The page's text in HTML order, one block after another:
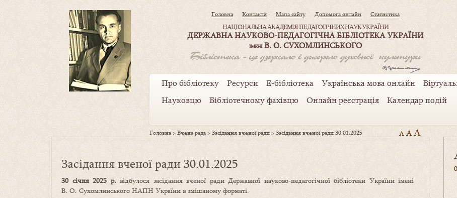
Головна Контакти Мапа сайту Допомога онлайн Статистика
НАЦІОНАЛЬНА АКАДЕМІЯ ПЕДАГОГІЧНИХ НАУК УКРАЇНИ
ДЕРЖАВНА НАУКОВО-ПЕДАГОГІЧНА БІБЛІОТЕКА УКРАЇНИ
ІМЕНІВ. О. СУХОМЛИНСЬКОГО
Про бібліотеку Ресурси Е-бібліотека Українська мова онлайн
Науковцю
Бібліотечному фахівцю Онлайн реєстрація Календар подій
Головна >Вчена рада >Засідання вченої ради >Засідання вченої ради 30.01.2025 A AA
Засідання вченої ради 30.01.2025
30 січня 2025 р. відбулося засідання вченої ради Державної науково-педагогічної бібліотеки України імені
В. О. Сухомлинського НАПН України в змішаному форматі.